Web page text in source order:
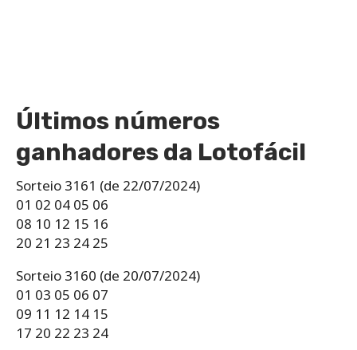
Últimos números
ganhadores da Lotofácil
Sorteio 3161 (de 22/07/2024)
01 02 04 05 06
08 10 12 15 16
20 21 23 24 25
Sorteio 3160 (de 20/07/2024)
01 03 05 06 07
09 11 12 14 15
17 20 22 23 24